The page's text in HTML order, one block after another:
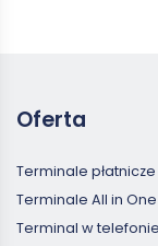
Oferta
Terminale płatnicze
Terminale All in One
Terminal w